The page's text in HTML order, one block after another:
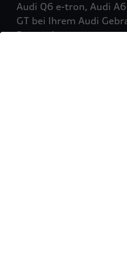
Audi Q6 e-tron, Audi
GT bei Ihrem Audi
Partner!